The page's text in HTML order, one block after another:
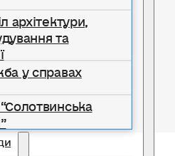
архітектури,
та
у справах